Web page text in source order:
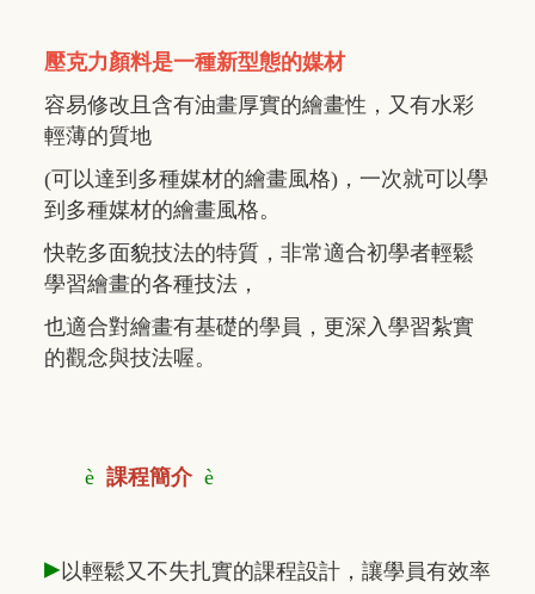
壓克力顏料是一種新型態的媒材
容易修改且含有油畫厚實的繪畫性，又有水彩
輕薄的質地
(可以達到多種媒材的繪畫風格)，一次就可以學
到多種媒材的繪畫風格。
快乾多面貌技法的特質，非常適合初學者輕鬆
學習繪畫的各種技法，
也適合對繪畫有基礎的學員，更深入學習紮實
的觀念與技法喔。
è 課程簡介 è
▸ 以輕鬆又不失扎實的課程設計，讓學員有效率